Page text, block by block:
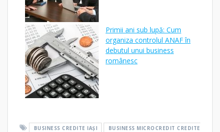
Primii ani sub lupă: Cum
organiza controlul ANAF în
debutul unui business
românesc
BUSINESS CREDITE IAȘI
BUSINESS MICROCREDIT CREDITE